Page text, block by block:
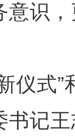
意识
式”
书记